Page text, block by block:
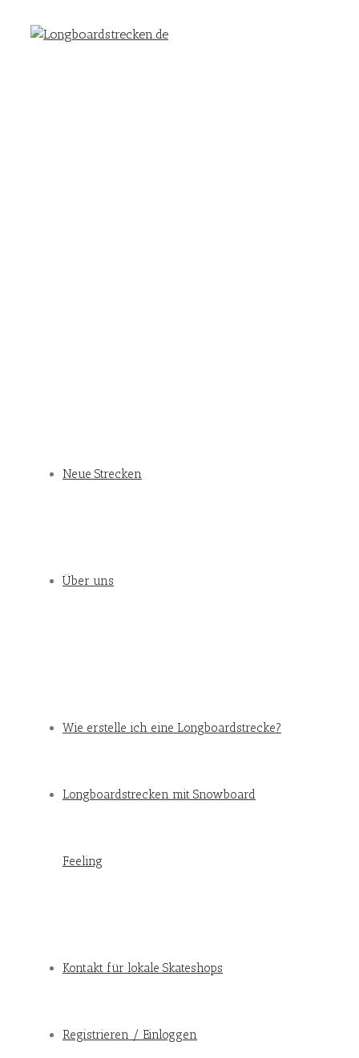
Neue Strecken
Über uns
Wie erstelle ich eine Longboardstrecke?
Longboardstrecken mit Snowboard
Feeling
Kontakt für lokale Skateshops
Registrieren / Einloggen